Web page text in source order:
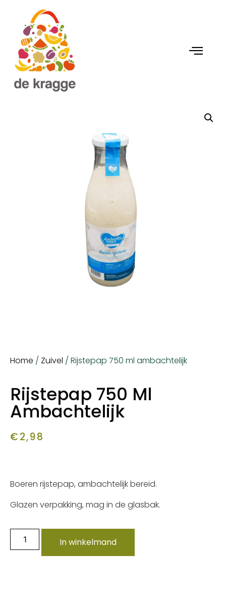
Home / Zuivel / Rijstepap 750 ml ambachtelijk
Rijstepap 750 Ml
Ambachtelijk
€2,98
Boeren rijstepap, ambachtelijk bereid.
Glazen verpakking, mag in de glasbak.
In winkelmand